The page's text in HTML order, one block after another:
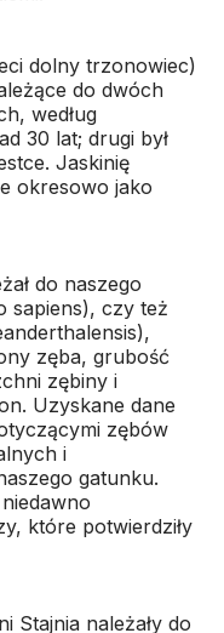
dolny trzonowiec)
do dwóch
według
30 lat; drugi był
Jaskinię
okresowo jako
do naszego
sapiens), czy też
zęba, grubość
zębiny i
Uzyskane dane
zębów
i
gatunku.
które potwierdziły
Stajnia należały do